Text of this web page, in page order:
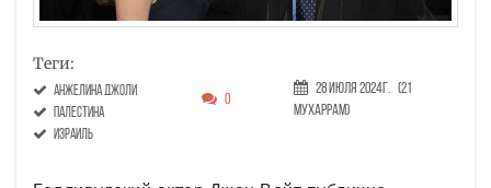
Теги:
Анжелина Джоли
Палестина
Израиль
0
28 Июля 2024г. (21
Мухаррам)